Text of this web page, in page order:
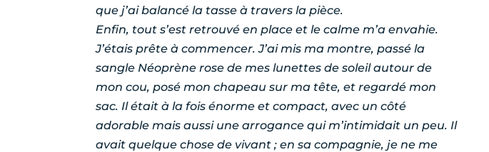
que j’ai balancé la tasse à travers la pièce.
Enfin, tout s’est retrouvé en place et le calme m’a envahie.
J’étais prête à commencer. J’ai mis ma montre, passé la
sangle Néoprène rose de mes lunettes de soleil autour de
mon cou, posé mon chapeau sur ma tête, et regardé mon
sac. Il était à la fois énorme et compact, avec un côté
adorable mais aussi une arrogance qui m’intimidait un peu. Il
avait quelque chose de vivant ; en sa compagnie, je ne me